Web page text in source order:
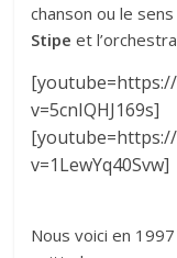
chanson ou le
Stipe et
v=5cnIQHJ169s]
v=1LewYq40Svw]
Nous voici en